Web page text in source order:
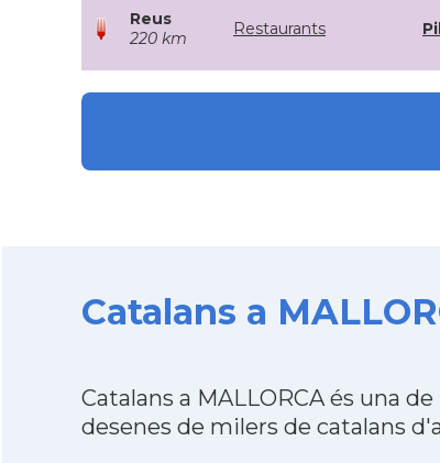
Reus
220 km
Restaurants
Catalans a
Catalans a MALLORCA és una
desenes de milers de catalans